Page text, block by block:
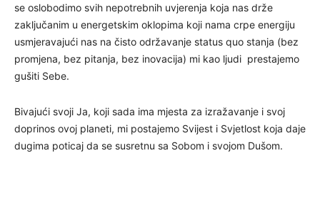
se oslobodimo svih nepotrebnih uvjerenja koja nas drže
zaključanim u energetskim oklopima koji nama crpe energiju
usmjeravajući nas na čisto održavanje status quo stanja (bez
promjena, bez pitanja, bez inovacija) mi kao ljudi prestajemo
gušiti Sebe.
Bivajući svoji Ja, koji sada ima mjesta za izražavanje i svoj
doprinos ovoj planeti, mi postajemo Svijest i Svjetlost koja daje
dugima poticaj da se susretnu sa Sobom i svojom Dušom.